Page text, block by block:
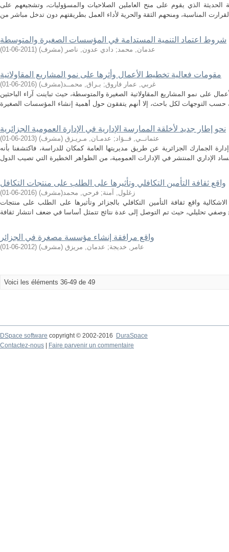
الحديثة الذي يقوم على منح العاملين الصلاحيات والمسؤوليات، وتشجيعهم على
شروط اعتماد التنمية المستدامة في المؤسسات الصغيرة والمتوسطة
عدمان, محمد; دادي عدون, ناصر (مشرف) (
2011-06-01
)
مقومات فعالية تخطيط الأعمال وأثرها على نمو المشاريع المقاولاتية
غربي, عمار فاروق; بـراق, محمــد(مشرف) (
2016-06-01
)
على نمو المشاريع المقاولاتية الصغيرة والمتوسطة، حيث تباينت آراء الباحثين
نحو إطار جديد لأخلقة الممارسة الإدارية في الإدارة العمومية الجزائرية
عثمانــي, فــؤاد; عدمـان, مـريـزق (مشرف) (
2013-06-01
)
إدارة الجمارك الجزائرية عن طريق مديريتها العامة كمكان للدراسة، فاكتشفنا بأنه
واقع ثقافة التأمين التكافلي وتأثيرها على الطلب على منتجات التكافل
زغلول, آمنة; فرحي, محمد(مشرف) (
2016-06-01
)
واقع ثقافة التأمين التكافلي بالجزائر وتأثيرها على الطلب على منتجات
واقع مرافقة إنشاء مؤسسة مصغرة في الجزائر
عامر, خديجة; عدمان, مريزق (مشرف) (
2012-06-01
)
Voici les éléments 36-49 de 49
DSpace software copyright © 2002-2016
DuraSpace
Contactez-nous
Faire parvenir un commentaire